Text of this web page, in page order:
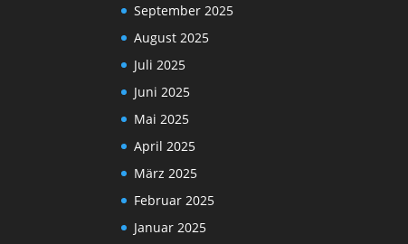
September 2025
August 2025
Juli 2025
Juni 2025
Mai 2025
April 2025
März 2025
Februar 2025
Januar 2025